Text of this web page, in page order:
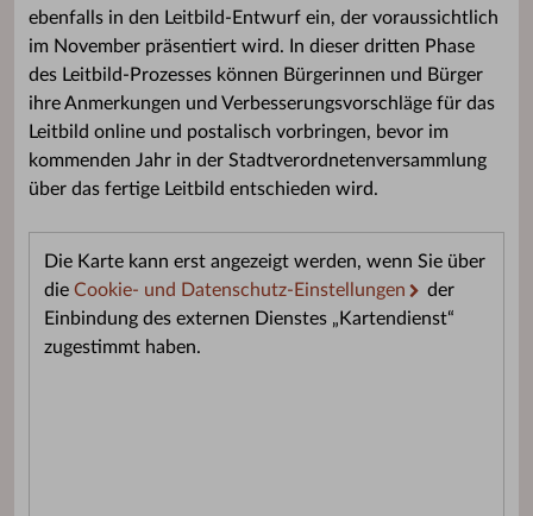
ebenfalls in den Leitbild-Entwurf ein, der voraussichtlich
im November präsentiert wird. In dieser dritten Phase
des Leitbild-Prozesses können Bürgerinnen und Bürger
ihre Anmerkungen und Verbesserungsvorschläge für das
Leitbild online und postalisch vorbringen, bevor im
kommenden Jahr in der Stadtverordnetenversammlung
über das fertige Leitbild entschieden wird.
Die Karte kann erst angezeigt werden, wenn Sie über
die Cookie- und Datenschutz-Einstellungen
der
Einbindung des externen Dienstes „Kartendienst“
zugestimmt haben.